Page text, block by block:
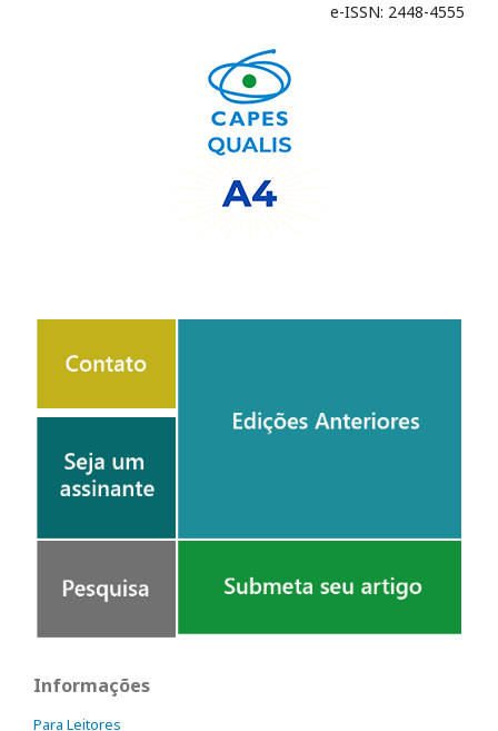
e-ISSN: 2448-4555
Informações
Para Leitores